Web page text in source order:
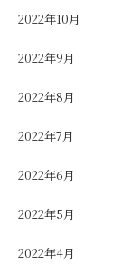
2022年10月
2022年9月
2022年8月
2022年7月
2022年6月
2022年5月
2022年4月